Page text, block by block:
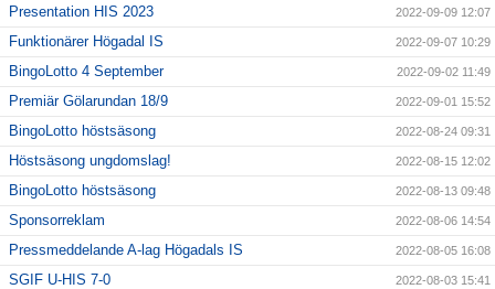
Presentation HIS 2023 2022-09-09 12:07
Funktionärer Högadal IS 2022-09-07 10:29
BingoLotto 4 September 2022-09-02 11:49
Premiär Gölarundan 18/9 2022-09-01 15:52
BingoLotto höstsäsong 2022-08-24 09:31
Höstsäsong ungdomslag! 2022-08-15 12:02
BingoLotto höstsäsong 2022-08-13 09:48
Sponsorreklam 2022-08-06 14:54
Pressmeddelande A-lag Högadals IS 2022-08-05 16:08
SGIF U-HIS 7-0 2022-08-03 15:41